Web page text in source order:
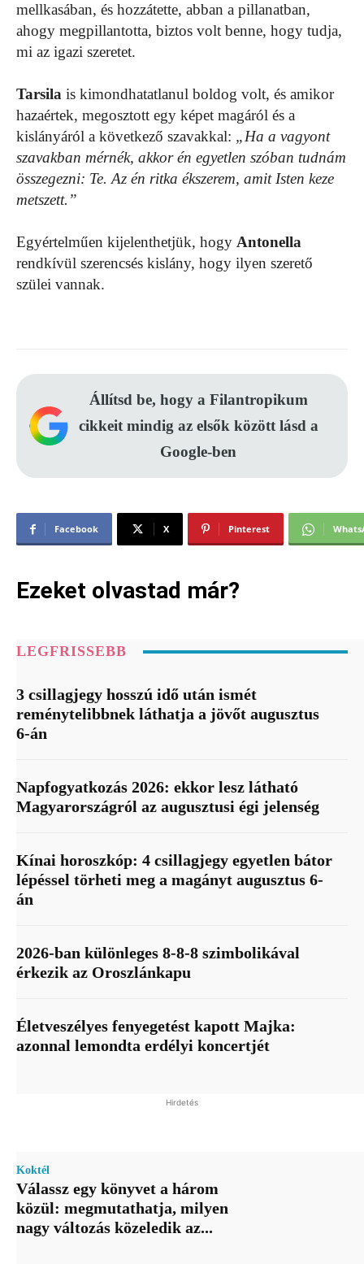
mellkasában, és hozzátette, abban a pillanatban,
ahogy megpillantotta, biztos volt benne, hogy tudja,
mi az igazi szeretet.
Tarsila is kimondhatatlanul boldog volt, és amikor
hazaértek, megosztott egy képet magáról és a
kislányáról a következő szavakkal: „Ha a vagyont
szavakban mérnék, akkor én egyetlen szóban tudnám
összegezni: Te. Az én ritka ékszerem, amit Isten keze
metszett.”
Egyértelműen kijelenthetjük, hogy Antonella
rendkívül szerencsés kislány, hogy ilyen szerető
szülei vannak.
Állítsd be, hogy a Filantropikum
cikkeit mindig az elsők között lásd a
Google-ben
Facebook X Pinterest
Ezeket olvastad már?
LEGFRISSEBB
3 csillagjegy hosszú idő után ismét
reménytelibbnek láthatja a jövőt augusztus
6-án
Napfogyatkozás 2026: ekkor lesz látható
Magyarországról az augusztusi égi jelenség
Kínai horoszkóp: 4 csillagjegy egyetlen bátor
lépéssel törheti meg a magányt augusztus 6-
án
2026-ban különleges 8-8-8 szimbolikával
érkezik az Oroszlánkapu
Életveszélyes fenyegetést kapott Majka:
azonnal lemondta erdélyi koncertjét
Hirdetés
Koktél
Válassz egy könyvet a három
közül: megmutathatja, milyen
nagy változás közeledik az...